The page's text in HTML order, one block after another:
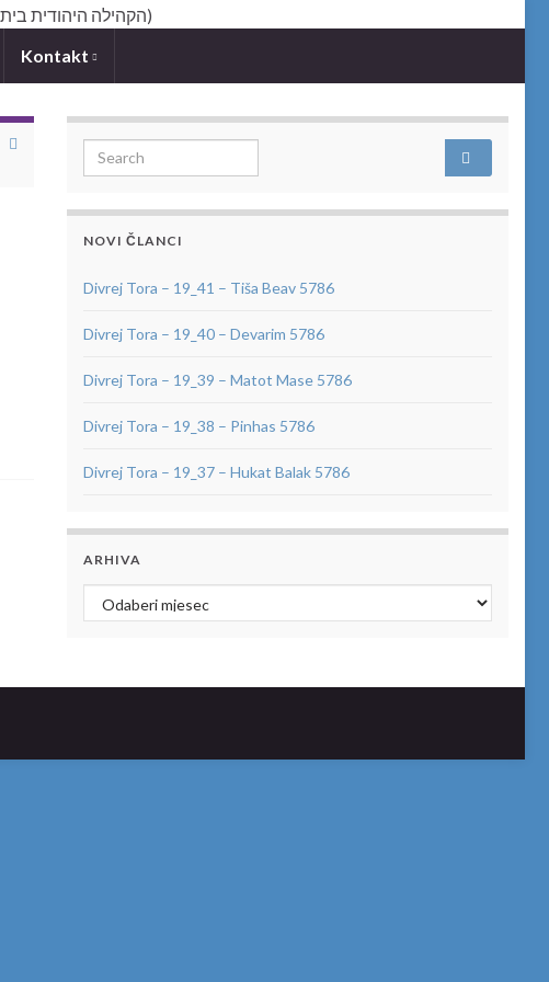
Kontakt
Search for:
NOVI ČLANCI
Divrej Tora – 19_41 – Tiša Beav 5786
Divrej Tora – 19_40 – Devarim 5786
Divrej Tora – 19_39 – Matot Mase 5786
Divrej Tora – 19_38 – Pinhas 5786
Divrej Tora – 19_37 – Hukat Balak 5786
ARHIVA
Arhiva